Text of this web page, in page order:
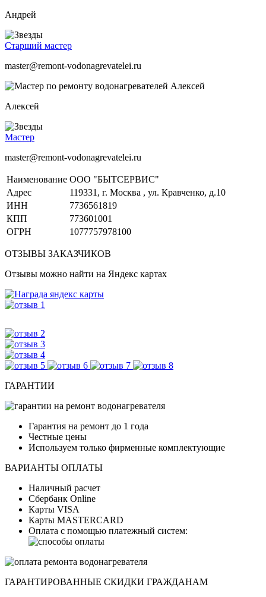
Андрей
Старший мастер
master@remont-vodonagrevatelei.ru
Алексей
Мастер
master@remont-vodonagrevatelei.ru
Наименование ООО "БЫТСЕРВИС"
Адрес
119331, г. Москва , ул. Кравченко, д.10
ИНН
7736561819
КПП
773601001
ОГРН
1077757978100
ОТЗЫВЫ ЗАКАЗЧИКОВ
Отзывы можно найти на Яндекс картах
ГАРАНТИИ
Гарантия на ремонт до 1 года
Честные цены
Используем только фирменные комплектующие
ВАРИАНТЫ ОПЛАТЫ
Наличный расчет
Сбербанк Online
Карты VISA
Карты MASTERCARD
Оплата с помощью платежный систем:
ГАРАНТИРОВАННЫЕ СКИДКИ ГРАЖДАНАМ